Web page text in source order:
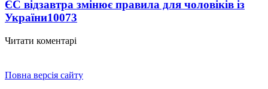
ЄС відзавтра змінює правила для чоловіків із
України10073
Читати коментарі
Повна версія сайту